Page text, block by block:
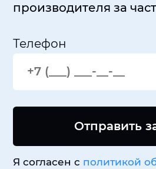
производителя за
Телефон
Отправить
Я согласен с политикой